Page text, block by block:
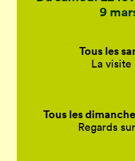
9
Tous les
La visite
Tous les
Regards